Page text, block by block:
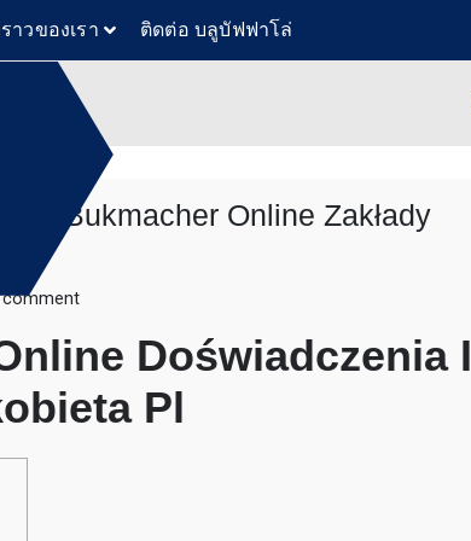
าวของเรา ติดต่อ บลูบัฟฟาโล่
ล่
ทันสมัย
ม ขุดดิน
โดยรถ
สินค้า โดย
ที่ รถตัก
200 รถ
ขุดดิน
Bukmacher Online Zakłady
on
Bukmacherskie,
Legalny
Bukmacher
Online
Doświadczenia I
Pl